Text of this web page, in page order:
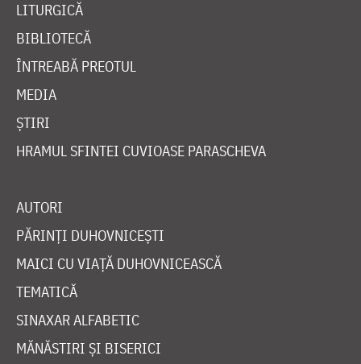
LITURGICĂ
BIBLIOTECĂ
ÎNTREABĂ PREOTUL
MEDIA
ȘTIRI
HRAMUL SFINTEI CUVIOASE PARASCHEVA
AUTORI
PĂRINȚI DUHOVNICEȘTI
MAICI CU VIAȚĂ DUHOVNICEASCĂ
TEMATICĂ
SINAXAR ALFABETIC
MĂNĂSTIRI ȘI BISERICI